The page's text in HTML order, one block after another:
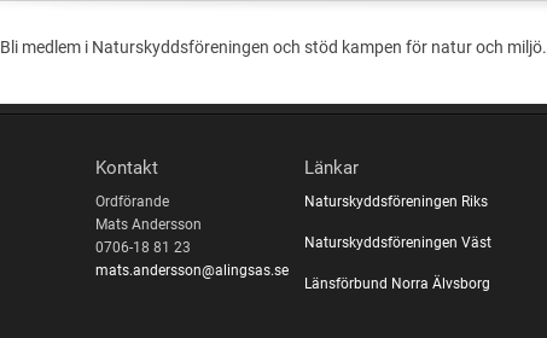
Bli medlem i Naturskyddsföreningen och stöd kampen för natur och miljö.
Kontakt
Ordförande
Mats Andersson
0706-18 81 23
mats.andersson@alingsas.se
Länkar
Naturskyddsföreningen Riks
Naturskyddsföreningen Väst
Länsförbund Norra Älvsborg